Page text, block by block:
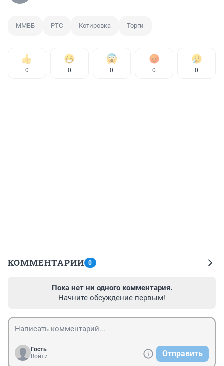
ММВБ РТС Котировка Торги
0 0 0 0 0
КОММЕНТАРИИ 0
Пока нет ни одного комментария.
Начните обсуждение первым!
Гость
Войти
Отправить